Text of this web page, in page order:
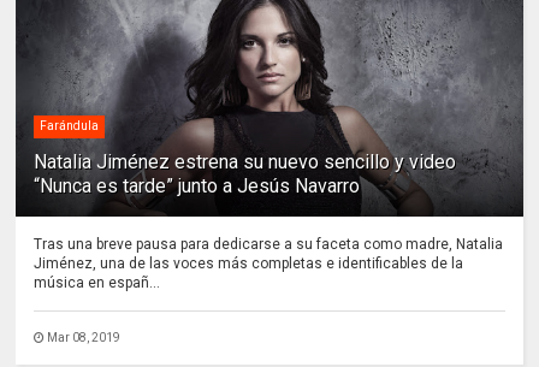
Farándula
Natalia Jiménez estrena su nuevo sencillo y video
“Nunca es tarde” junto a Jesús Navarro
Tras una breve pausa para dedicarse a su faceta como madre, Natalia
Jiménez, una de las voces más completas e identificables de la
música en españ...
Mar 08, 2019